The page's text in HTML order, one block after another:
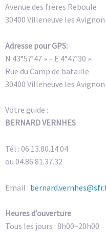
Avenue des frères Reboule
30400 Villeneuve les Avignon
Adresse pour GPS:
N 43°57’47 » – E 4°47’30 »
Rue du Camp de bataille
30400 Villeneuve les Avignon
Votre guide :
BERNARD VERNHES
Tél : 06.13.80.14.04
ou 04.86.81.37.32
Email :
Heures d’ouverture
Tous les jours : 8h00–20h00